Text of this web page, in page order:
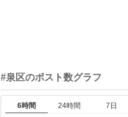
#泉区のポスト数グラフ
6時間 24時間 7日